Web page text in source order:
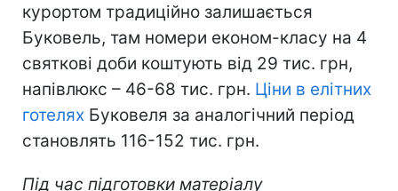
курортом традиційно залишається
Буковель, там номери економ-класу на 4
святкові доби коштують від 29 тис. грн,
напівлюкс – 46-68 тис. грн. Ціни в елітних
готелях Буковеля за аналогічний період
становлять 116-152 тис. грн.
Під час підготовки матеріалу